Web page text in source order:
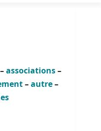
associations–
–autre–